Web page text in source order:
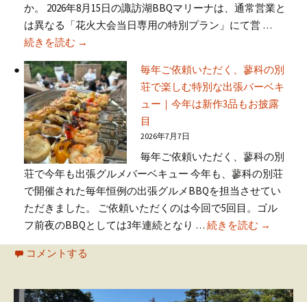
か。 2026年8月15日の諏訪湖BBQマリーナは、通常営業と
は異なる「花火大会当日専用の特別プラン」にて営 …
続きを読む 2026年8月15日｜諏訪湖BBQマリーナ 特別営業
→
毎年ご依頼いただく、蓼科の別
荘で楽しむ特別な出張バーベキ
ュー｜今年は新作3品もお披露
目
2026年7月7日
毎年ご依頼いただく、蓼科の別
荘で今年も出張グルメバーベキュー 今年も、蓼科の別荘
で開催された毎年恒例の出張グルメBBQを担当させてい
ただきました。 ご依頼いただくのは今回で5回目。ゴル
フ前夜のBBQとしては3年連続となり … 続きを読む 毎年ご依
→
コメントする